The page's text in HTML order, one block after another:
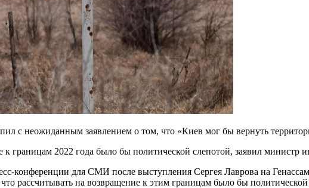
с неожиданным заявлением о том, что «Киев мог бы вернуть
границам 2022 года было бы политической слепотой, заявил министр
конференции для СМИ после выступления Сергея Лаврова на
рассчитывать на возвращение к этим границам было бы